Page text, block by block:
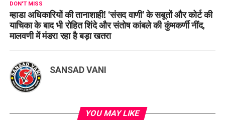
DON'T MISS
म्हाडा अधिकारियों की तानाशाही! ‘संसद वाणी’ के सबूतों और कोर्ट की
याचिका के बाद भी रोहित शिंदे और संतोष कांबले की कुंभकर्णी नींद,
मालवणी में मंडरा रहा है बड़ा खतरा
SANSAD VANI
YOU MAY LIKE